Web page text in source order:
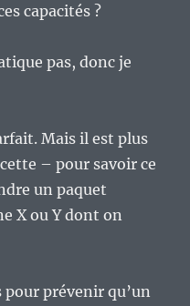
capacités ?
pas, donc je
Mais il est plus
– pour savoir ce
un paquet
X ou Y dont on
prévenir qu’un